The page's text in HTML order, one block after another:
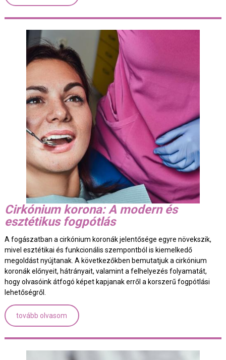
Cirkónium korona: A modern és
esztétikus fogpótlás
A fogászatban a cirkónium koronák jelentősége egyre növekszik,
mivel esztétikai és funkcionális szempontból is kiemelkedő
megoldást nyújtanak. A következőkben bemutatjuk a cirkónium
koronák előnyeit, hátrányait, valamint a felhelyezés folyamatát,
hogy olvasóink átfogó képet kapjanak erről a korszerű fogpótlási
lehetőségről.
tovább olvasom